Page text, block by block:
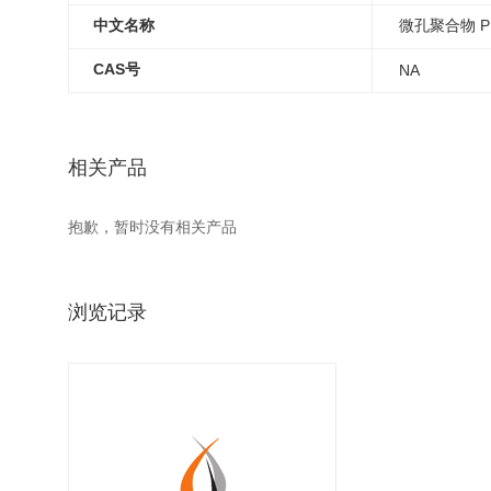
中文名称 微孔聚合物
CAS号 NA
相关产品
抱歉，暂时没有相关产品
浏览记录